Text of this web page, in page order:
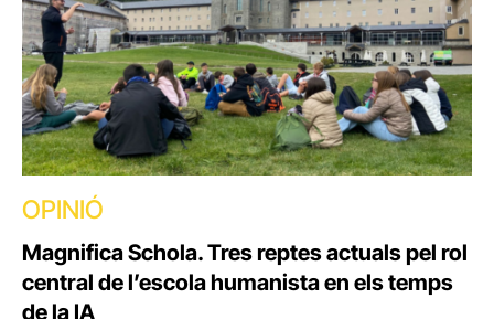
OPINIÓ
Magnifica Schola. Tres reptes actuals pel rol
central de l’escola humanista en els temps
de la IA